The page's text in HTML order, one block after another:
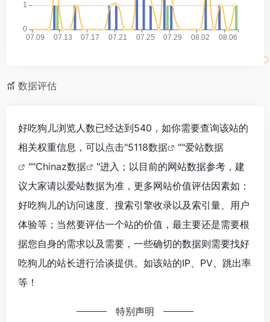
数据评估
好吃狗儿浏览人数已经达到540，如你需要查询该站的
相关权重信息，可以点击"5118数据 ""爱站数据
""Chinaz数据
"进入；以目前的网站数据参考，建
议大家请以爱站数据为准，更多网站价值评估因素如：
好吃狗儿的访问速度、搜索引擎收录以及索引量、用户
体验等；当然要评估一个站的价值，最主要还是需要根
据您自身的需求以及需要，一些确切的数据则需要找好
吃狗儿的站长进行洽谈提供。如该站的IP、PV、跳出率
等！
特别声明